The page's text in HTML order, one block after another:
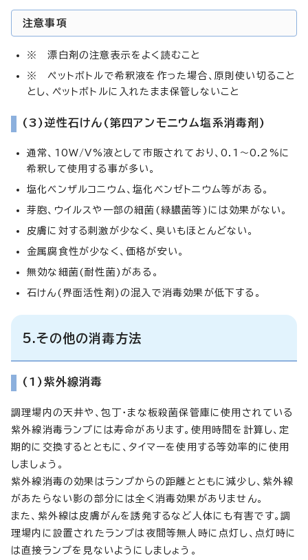
注意事項
※ 漂白剤の注意表示をよく読むこと
※ ペットボトルで希釈液を作った場合、原則使い切ること
とし、ペットボトルに入れたまま保管しないこと
(3)逆性石けん(第四アンモニウム塩系消毒剤)
通常、10W/V%液として市販されており、0.1～0.2%に
希釈して使用する事が多い。
塩化ベンザルコニウム、塩化ベンゼトニウム等がある。
芽胞、ウイルスや一部の細菌(緑膿菌等)には効果がない。
皮膚に対する刺激が少なく、臭いもほとんどない。
金属腐食性が少なく、価格が安い。
無効な細菌(耐性菌)がある。
石けん(界面活性剤)の混入で消毒効果が低下する。
5.その他の消毒方法
(1)紫外線消毒
調理場内の天井や、包丁・まな板殺菌保管庫に使用されている
紫外線消毒ランプには寿命があります。使用時間を計算し、定
期的に交換するとともに、タイマーを使用する等効率的に使用
しましょう。
紫外線消毒の効果はランプからの距離とともに減少し、紫外線
があたらない影の部分には全く消毒効果がありません。
また、紫外線は皮膚がんを誘発するなど人体にも有害です。調
理場内に設置されたランプは夜間等無人時に点灯し、点灯時に
は直接ランプを見ないようにしましょう。